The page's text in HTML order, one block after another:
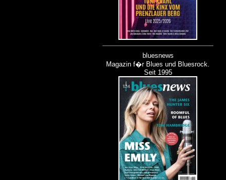
bluesnews
Magazin f�r Blues und Bluesrock.
Seit 1995